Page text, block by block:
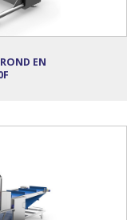
EN